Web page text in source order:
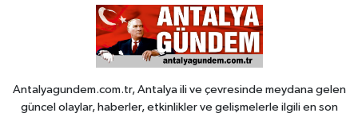
Antalyagundem.com.tr, Antalya ili ve çevresinde meydana gelen
güncel olaylar, haberler, etkinlikler ve gelişmelerle ilgili en son